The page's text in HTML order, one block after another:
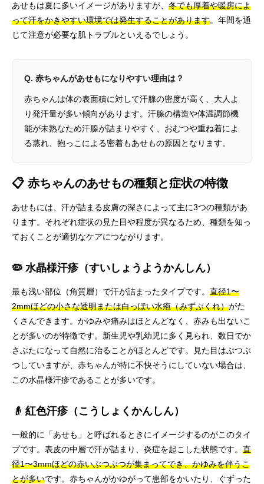
あせもは夏に多いイメージがありますが、 冬でも厚着や暖房によ
って汗をかきやすい環境では発生することがあります。年間を通
じて注意が必要な肌トラブルといえるでしょう。
Q. 赤ちゃんがあせもになりやすい理由は？
赤ちゃんは体の表面積に対して汗腺の密度が高く、大人よ
り発汗量が多い傾向があります。汗腺の構造や体温調節機
能が未熟なため汗腺が詰まりやすく、おむつや重ね着によ
る蒸れ、抱っこによる密着もあせもの原因となります。
📋 赤ちゃんのあせもの種類と症状の特徴
あせもには、汗が詰まる皮膚の深さによって主に3つの種類があ
ります。それぞれ症状の見た目や程度が異なるため、種類を知っ
ておくことが適切なケアにつながります。
🦠 水晶様汗疹（すいしょうようかんしん）
最も浅い部位（角質層）で汗が詰まったタイプです。 直径1〜
2mmほどの小さな透明または白っぽい水疱（みずぶくれ）がた
くさんできます。かゆみや痛みはほとんどなく、赤みも出ないこ
とが多いのが特徴です。新生児や乳幼児に多く見られ、数日でか
さぶたになって自然に治ることがほとんどです。見た目はぶつぶ
つしていますが、赤ちゃんが特に不快そうにしていない場合は、
この水晶様汗疹であることが多いです。
👴 紅色汗疹（こうしょくかんしん）
一般的に「あせも」と呼ばれるときにイメージするのがこのタイ
プです。表皮の中層で汗が詰まり、炎症を起こした状態です。 直
径1〜3mmほどの赤いぶつぶつが集まってでき、かゆみを伴うこ
とが多いです。赤ちゃんがかゆがって患部をかいたり、ぐずった